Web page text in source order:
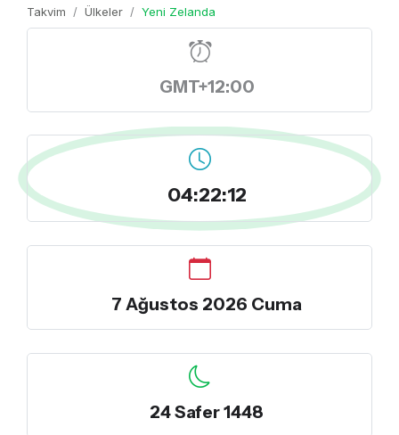
Takvim Ülkeler Yeni Zelanda
GMT+12:00
04:22:12
7 Ağustos 2026 Cuma
24 Safer 1448